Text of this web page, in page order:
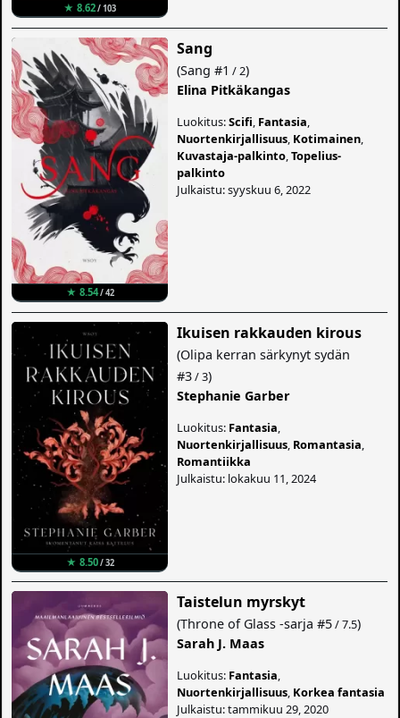
★ 8.62/ 103
★ 8.54/ 42
Sang
(Sang #1 / 2)
Elina Pitkäkangas
Luokitus:Scifi Fantasia
Nuortenkirjallisuus Kotimainen
Kuvastaja-palkinto ,Topelius-
palkinto
Julkaistu: syyskuu 6, 2022
★ 8.50/ 32
Ikuisen rakkauden kirous
(Olipa kerran särkynyt sydän
#3/ 3)
Stephanie Garber
Luokitus: Fantasia
Nuortenkirjallisuus Romantasia
Romantiikka
Julkaistu: lokakuu 11, 2024
Taistelun myrskyt
(Throne of Glass -sarja #5/ 7.5)
Sarah J. Maas
Luokitus: Fantasia
Nuortenkirjallisuus Korkea fantasia
Julkaistu: tammikuu 29, 2020